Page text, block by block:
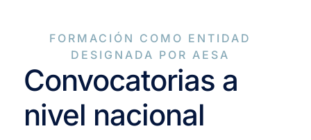
FORMACIÓN COMO ENTIDAD
DESIGNADA POR AESA
Convocatorias a
nivel nacional